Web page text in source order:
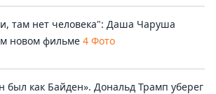
там нет человека": Даша Чаруша
новом фильме 4 Фото
был как Байден». Дональд Трамп уберег